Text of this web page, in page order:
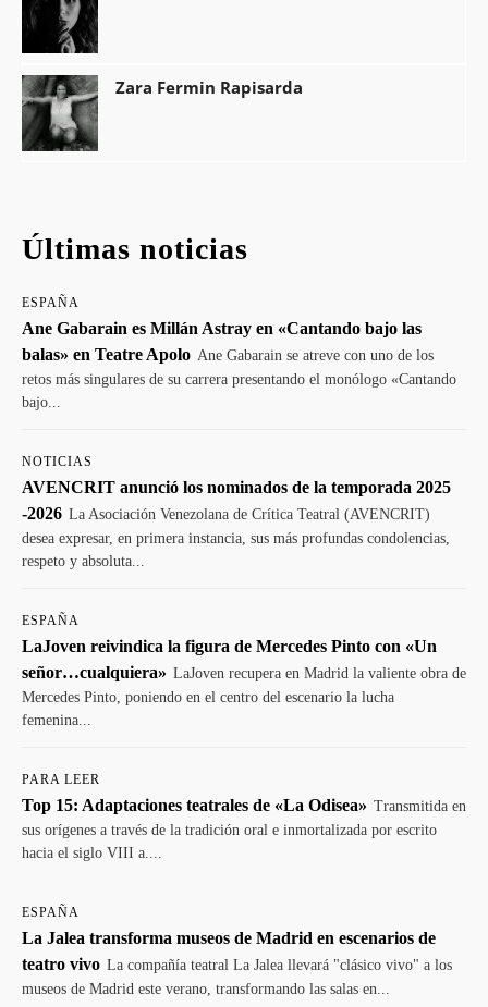
Zara Fermin Rapisarda
Últimas noticias
ESPAÑA
Ane Gabarain es Millán Astray en «Cantando bajo las
balas» en Teatre Apolo Ane Gabarain se atreve con uno de los
retos más singulares de su carrera presentando el monólogo «Cantando
bajo...
NOTICIAS
AVENCRIT anunció los nominados de la temporada 2025
-2026 La Asociación Venezolana de Crítica Teatral (AVENCRIT)
desea expresar, en primera instancia, sus más profundas condolencias,
respeto y absoluta...
ESPAÑA
LaJoven reivindica la figura de Mercedes Pinto con «Un
señor…cualquiera» LaJoven recupera en Madrid la valiente obra de
Mercedes Pinto, poniendo en el centro del escenario la lucha
femenina...
PARA LEER
Top 15: Adaptaciones teatrales de «La Odisea» Transmitida en
sus orígenes a través de la tradición oral e inmortalizada por escrito
hacia el siglo VIII a....
ESPAÑA
La Jalea transforma museos de Madrid en escenarios de
teatro vivo La compañía teatral La Jalea llevará "clásico vivo" a los
museos de Madrid este verano, transformando las salas en...